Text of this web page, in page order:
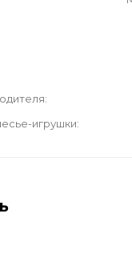
игрушки